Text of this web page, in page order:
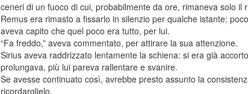
ceneri di un fuoco di cui, probabilmente da ore, rimaneva solo il
Remus era rimasto a fissarlo in silenzio per qualche istante:
aveva capito che quel poco era tutto, per lui.
“Fa freddo,” aveva commentato, per attirare la sua attenzione.
Sirius aveva raddrizzato lentamente la schiena: si era già
prolungava, più lui pareva rallentare e svanire.
Se avesse continuato così, avrebbe presto assunto la
ricordarglielo.